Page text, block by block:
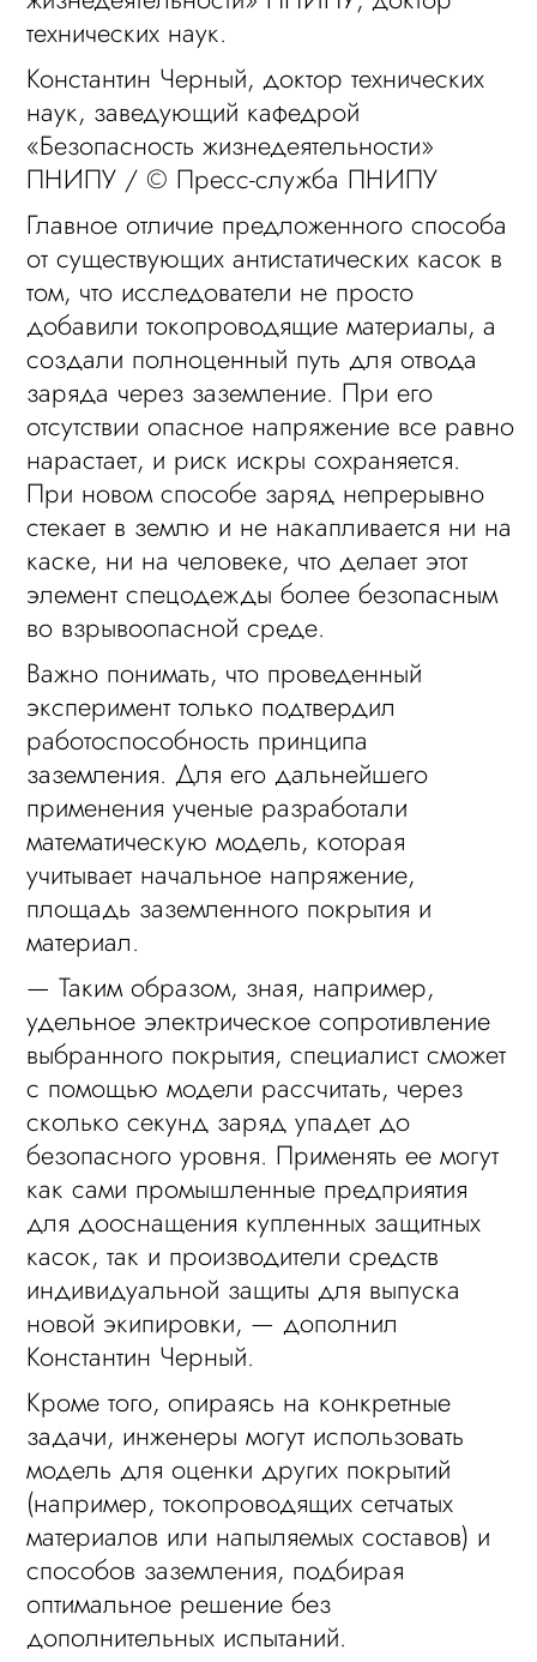
технических наук.
Константин Черный, доктор технических
наук, заведующий кафедрой
«Безопасность жизнедеятельности»
ПНИПУ / © Пресс-служба ПНИПУ
Главное отличие предложенного способа
от существующих антистатических касок в
том, что исследователи не просто
добавили токопроводящие материалы, а
создали полноценный путь для отвода
заряда через заземление. При его
отсутствии опасное напряжение все равно
нарастает, и риск искры сохраняется.
При новом способе заряд непрерывно
стекает в землю и не накапливается ни на
каске, ни на человеке, что делает этот
элемент спецодежды более безопасным
во взрывоопасной среде.
Важно понимать, что проведенный
эксперимент только подтвердил
работоспособность принципа
заземления. Для его дальнейшего
применения ученые разработали
математическую модель, которая
учитывает начальное напряжение,
площадь заземленного покрытия и
материал.
— Таким образом, зная, например,
удельное электрическое сопротивление
выбранного покрытия, специалист сможет
с помощью модели рассчитать, через
сколько секунд заряд упадет до
безопасного уровня. Применять ее могут
как сами промышленные предприятия
для дооснащения купленных защитных
касок, так и производители средств
индивидуальной защиты для выпуска
новой экипировки, — дополнил
Константин Черный.
Кроме того, опираясь на конкретные
задачи, инженеры могут использовать
модель для оценки других покрытий
(например, токопроводящих сетчатых
материалов или напыляемых составов) и
способов заземления, подбирая
оптимальное решение без
дополнительных испытаний.